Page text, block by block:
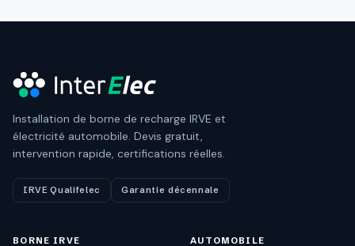
Installation de borne de recharge IRVE et
électricité automobile. Devis gratuit,
intervention rapide, certifications réelles.
IRVE Qualifelec Garantie décennale
BORNE IRVE AUTOMOBILE